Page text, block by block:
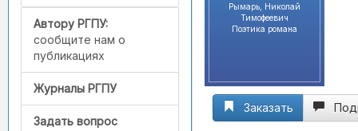
Автору РГПУ:
сообщите нам о
публикациях
Журналы РГПУ
Задать вопрос
Рымарь, Николай
Тимофеевич
Поэтика романа
Заказать